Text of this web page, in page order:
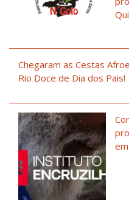
Chegaram as Cestas
Rio Doce de Dia dos Pais!